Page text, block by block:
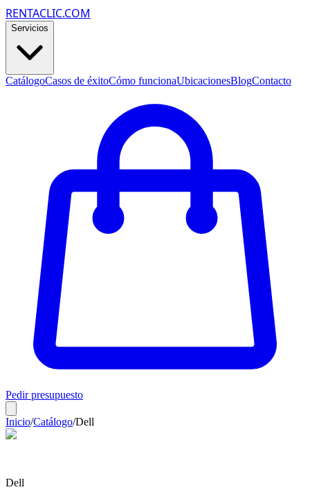
RENTACLIC.COM
Servicios
CatálogoCasos de éxitoCómo funcionaUbicacionesBlogContacto
Pedir presupuesto
Inicio/Catálogo/Dell
Dell